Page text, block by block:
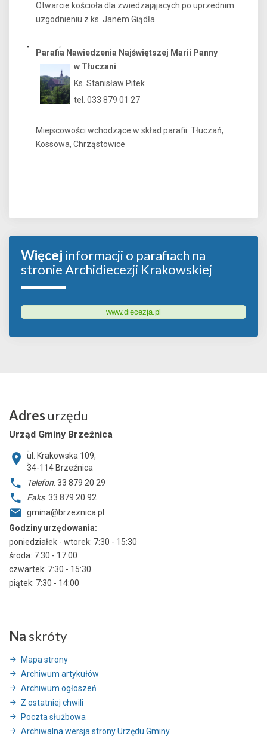
Otwarcie kościoła dla zwiedzająjacych po uprzednim
uzgodnieniu z ks. Janem Giądła.
Parafia Nawiedzenia Najświętszej Marii Panny
w Tłuczani
Ks. Stanisław Pitek
tel. 033 879 01 27
Miejscowości wchodzące w skład parafii: Tłuczań,
Kossowa, Chrząstowice
Więcej informacji o parafiach na
stronie Archidiecezji Krakowskiej
www.diecezja.pl
Adres urzędu
Urząd Gminy Brzeźnica
ul. Krakowska 109,
34-114 Brzeźnica
Telefon: 33 879 20 29
Faks: 33 879 20 92
gmina@brzeznica.pl
Godziny urzędowania:
poniedziałek - wtorek: 7:30 - 15:30
środa: 7:30 - 17:00
czwartek: 7:30 - 15:30
piątek: 7:30 - 14:00
Na skróty
Mapa strony
Archiwum artykułów
Archiwum ogłoszeń
Z ostatniej chwili
Poczta służbowa
Archiwalna wersja strony Urzędu Gminy